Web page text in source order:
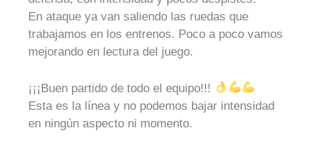
En ataque ya van saliendo las ruedas que
trabajamos en los entrenos. Poco a poco vamos
mejorando en lectura del juego.
¡¡¡Buen partido de todo el equipo!!!
Esta es la línea y no podemos bajar intensidad
en ningún aspecto ni momento.